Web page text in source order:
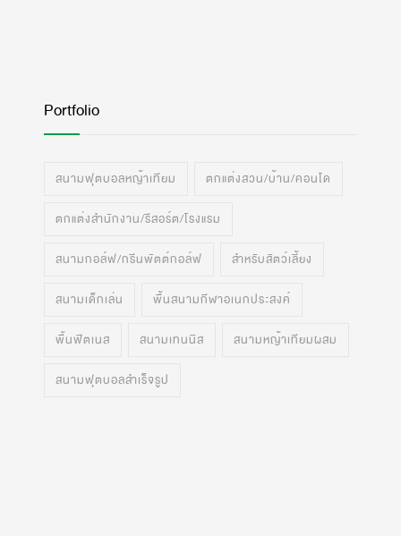
Portfolio
สนามฟุตบอลหญ้าเทียม ตกแต่งสวน/บ้าน/คอนโด
ตกแต่งสำนักงาน/รีสอร์ต/โรงแรม
สนามกอล์ฟ/กรีนพัตต์กอล์ฟ สำหรับสัตว์เลี้ยง
สนามเด็กเล่น พื้นสนามกีฬาอเนกประสงค์
พื้นฟิตเนส สนามเทนนิส สนามหญ้าเทียมผสม
สนามฟุตบอลสำเร็จรูป